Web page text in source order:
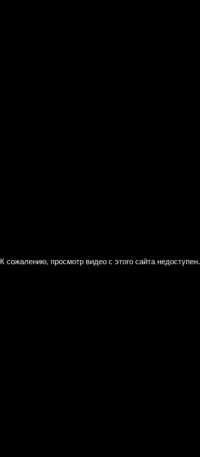
К сожалению, просмотр видео с этого сайта недоступен.